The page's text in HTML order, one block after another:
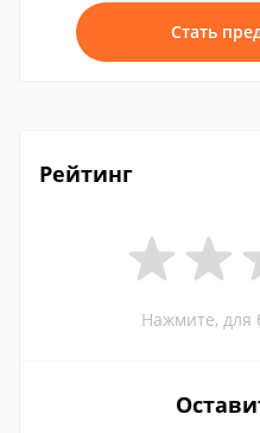
Стать
Рейтинг
Нажмите, для